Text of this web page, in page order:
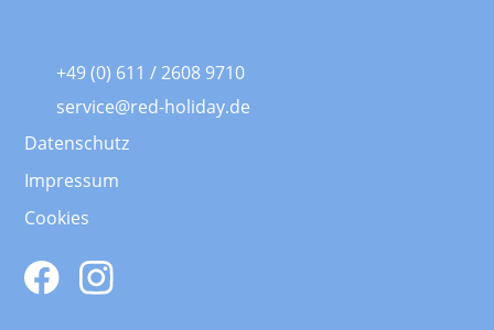
+49 (0) 611 / 2608 9710
service@red-holiday.de
Datenschutz
Impressum
Cookies